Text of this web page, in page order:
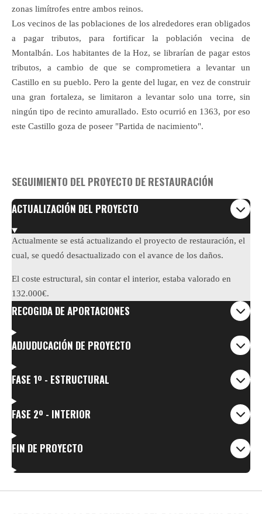
zonas limítrofes entre ambos reinos.
Los vecinos de las poblaciones de los alrededores eran obligados
a pagar tributos, para fortificar la población vecina de
Montalbán. Los habitantes de la Hoz, se librarían de pagar estos
tributos, a cambio de que se comprometiera a levantar un
Castillo en su pueblo. Pero la gente del lugar, en vez de construir
una gran fortaleza, se limitaron a levantar solo una torre, sin
ningún tipo de recinto amurallado. Esto ocurrió en 1363, por eso
este Castillo goza de poseer "Partida de nacimiento".
SEGUIMIENTO DEL PROYECTO DE RESTAURACIÓN
ACTUALIZACIÓN DEL PROYECTO
Actualmente se está actualizando el proyecto de restauración, el
cual, se quedó desactualizado con el avance de los daños.
El coste estructural, sin contar el interior, estaba valorado en
132.000€.
RECOGIDA DE APORTACIONES
ADJUDUCACIÓN DE PROYECTO
FASE 1º - ESTRUCTURAL
FASE 2º - INTERIOR
FIN DE PROYECTO